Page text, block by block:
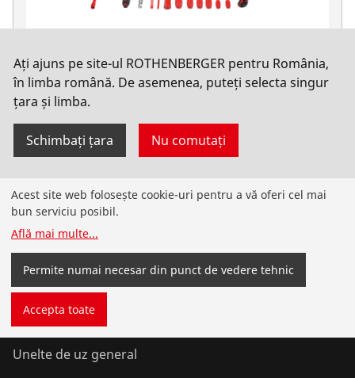
HWZ Set mit Werkzeugtasche, 57-teilig
Nu. 1000001425
Ați ajuns pe site-ul ROTHENBERGER pentru România,
în limba română. De asemenea, puteți selecta singur
țara și limba.
Schimbați țara Nu comutați
Produse
Instalare
Service și întreținere
Aer condiționat și refrigerare
Unelte de uz general
Acest site web folosește cookie-uri pentru a vă oferi cel mai
bun serviciu posibil.
Află mai multe...
Permite numai necesar din punct de vedere tehnic
Accepta toate